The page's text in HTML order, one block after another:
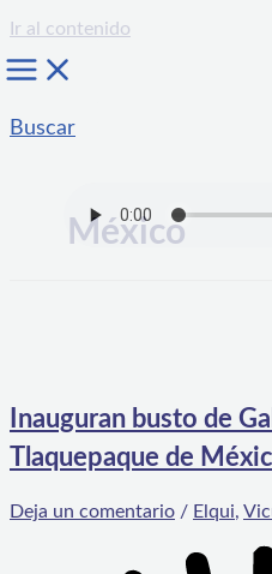
Ir al contenido
Buscar
México
Inauguran busto de
Tlaquepaque de
Deja un comentario / Elqui,